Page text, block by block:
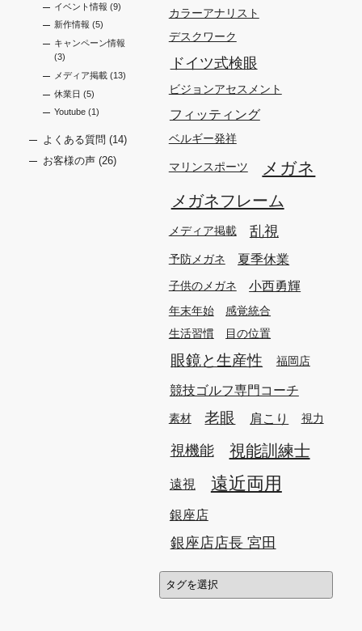
イベント情報 (9)
新作情報 (5)
キャンペーン情報
(3)
メディア掲載(13)
休業日 (5)
Youtube(1)
よくある質問 (14)
お客様の声(26)
カラーアナリスト
デスクワーク
ドイツ式検眼
ビジョンアセスメント
フィッティング
ベルギー発祥
マリンスポーツ メガネ
メガネフレーム
メディア掲載 乱視
予防メガネ 夏季休業
子供のメガネ 小西勇輝
年末年始
感覚統合
生活習慣
目の位置
眼鏡と生産性 福岡店
競技ゴルフ専門コーチ
素材 老眼 肩こり 視力
視機能 視能訓練士
遠視 遠近両用
銀座店
銀座店店長 宮田